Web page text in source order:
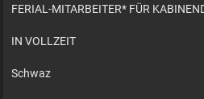
FERIAL-MITARBEITER* FÜR
IN VOLLZEIT
Schwaz